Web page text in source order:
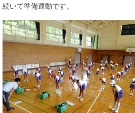
続いて準備運動です。